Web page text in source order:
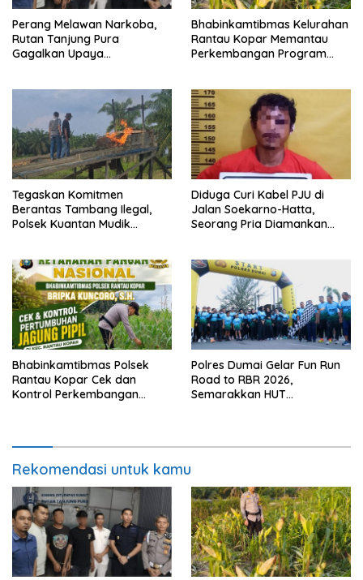
Perang Melawan Narkoba,
Rutan Tanjung Pura
Gagalkan Upaya
Bhabinkamtibmas Kelurahan
Rantau Kopar Memantau
Perkembangan Program
Tegaskan Komitmen
Berantas Tambang Ilegal,
Polsek Kuantan Mudik
Diduga Curi Kabel PJU di
Jalan Soekarno-Hatta,
Seorang Pria Diamankan
Bhabinkamtibmas Polsek
Rantau Kopar Cek dan
Kontrol Perkembangan
Polres Dumai Gelar Fun Run
Road to RBR 2026,
Semarakkan HUT
Rekomendasi untuk kamu